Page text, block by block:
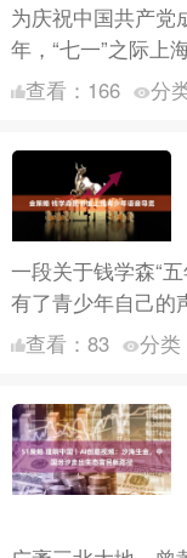
为庆祝中国共产党
年，“七一”之际上
程”系列党课走进
查看： 166 分
一段关于钱学森“
有了青少年自己的
空践初心・党旗引
查看： 83 分类